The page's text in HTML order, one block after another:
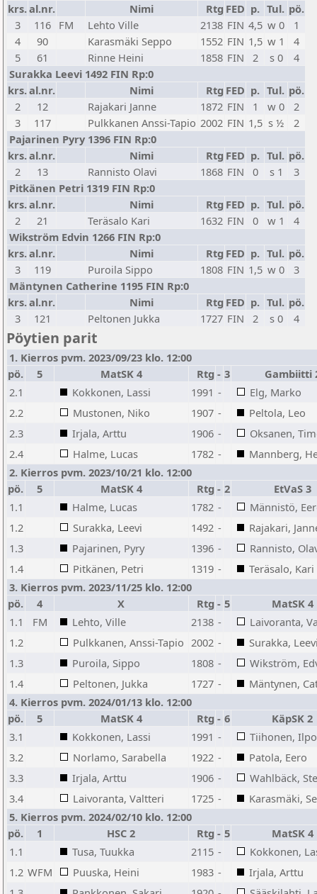
krs.al.nr. Nimi Rtg FED p. Tul. pö.
3
116 FM Lehto Ville 2138 FIN 4,5 w 0
1
4
90 Karasmäki Seppo 1552 FIN 1,5 w 1
4
5
61 Rinne Heini 1858 FIN 2 s 0
4
Surakka Leevi 1492 FIN Rp:0
krs.al.nr. Nimi Rtg FED p. Tul. pö.
2
12 Rajakari Janne 1872 FIN 1 w 0
2
3
117 Pulkkanen Anssi-Tapio 2002 FIN 1,5 s ½
2
Pajarinen Pyry 1396 FIN Rp:0
krs.al.nr. Nimi Rtg FED p. Tul. pö.
2
13 Rannisto Olavi 1868 FIN 0 s 1
3
Pitkänen Petri 1319 FIN Rp:0
krs.al.nr. Nimi Rtg FED p. Tul. pö.
2
21 Teräsalo Kari 1632 FIN 0 w 1
4
Wikström Edvin 1266 FIN Rp:0
krs.al.nr. Nimi Rtg FED p. Tul. pö.
3
119 Puroila Sippo 1808 FIN 1,5 w 0
3
Mäntynen Catherine 1195 FIN Rp:0
krs.al.nr. Nimi Rtg FED p. Tul. pö.
3
121 Peltonen Jukka 1727 FIN 2 s 0 4
Pöytien parit
1. Kierros pvm. 2023/09/23 klo. 12:00
pö.
5 MatSK 4 Rtg - 3
Gambiitti
2.1
Kokkonen, Lassi 1991 -
Elg, Marko
2.2
Mustonen, Niko 1907 -
Peltola, Leo
2.3
Irjala, Arttu 1906 -
Oksanen,
2.4
Halme, Lucas 1782 -
Mannberg,
2. Kierros pvm. 2023/10/21 klo. 12:00
pö.
5 MatSK 4 Rtg - 2
EtVaS 3
1.1
Halme, Lucas 1782 -
Männistö,
1.2
Surakka, Leevi 1492 -
Rajakari,
1.3
Pajarinen, Pyry 1396 -
Rannisto,
1.4
Pitkänen, Petri 1319 -
Teräsalo, Kari
3. Kierros pvm. 2023/11/25 klo. 12:00
pö.
4 X Rtg - 5
MatSK 4
1.1
FM Lehto, Ville 2138 -
Laivoranta,
1.2
Pulkkanen, Anssi-Tapio 2002 -
Surakka,
1.3
Puroila, Sippo 1808 -
Wikström,
1.4
Peltonen, Jukka 1727 -
Mäntynen,
4. Kierros pvm. 2024/01/13 klo. 12:00
pö.
5 MatSK 4 Rtg - 6
KäpSK 2
3.1
Kokkonen, Lassi 1991 -
Tiihonen, Ilpo
3.2
Norlamo, Sarabella 1922 -
Patola, Eero
3.3
Irjala, Arttu 1906 -
Wahlbäck,
3.4
Laivoranta, Valtteri 1725 -
Karasmäki,
5. Kierros pvm. 2024/02/10 klo. 12:00
pö.
1 HSC 2 Rtg - 5
MatSK 4
1.1
Tusa, Tuukka 2115 -
Kokkonen,
1.2 WFM Puuska, Heini 1983 -
Irjala, Arttu